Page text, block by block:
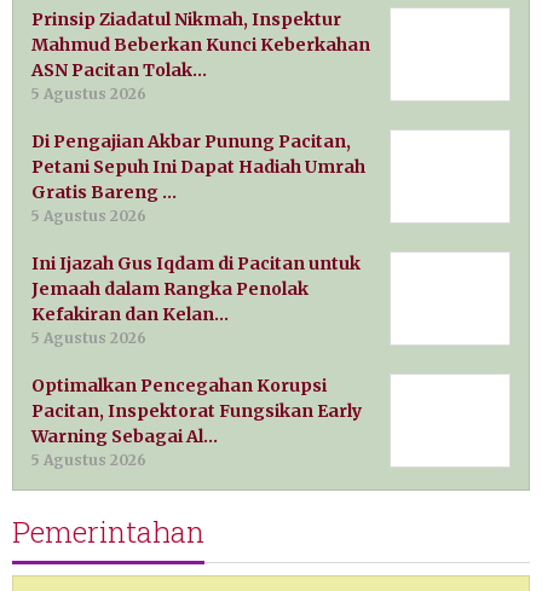
Prinsip Ziadatul Nikmah, Inspektur
Mahmud Beberkan Kunci Keberkahan
ASN Pacitan Tolak…
5 Agustus 2026
Di Pengajian Akbar Punung Pacitan,
Petani Sepuh Ini Dapat Hadiah Umrah
Gratis Bareng …
5 Agustus 2026
Ini Ijazah Gus Iqdam di Pacitan untuk
Jemaah dalam Rangka Penolak
Kefakiran dan Kelan…
5 Agustus 2026
Optimalkan Pencegahan Korupsi
Pacitan, Inspektorat Fungsikan Early
Warning Sebagai Al…
5 Agustus 2026
Pemerintahan